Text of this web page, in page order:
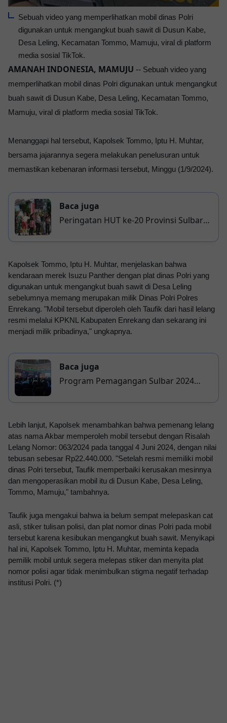
Sebuah video yang memperlihatkan mobil dinas Polri
digunakan untuk mengangkut buah sawit di Dusun Kabe,
Desa Leling, Kecamatan Tommo, Mamuju, viral di platform
media sosial TikTok.
AMANAH INDONESIA, MAMUJU -- Sebuah video yang
memperlihatkan mobil dinas Polri digunakan untuk mengangkut
buah sawit di Dusun Kabe, Desa Leling, Kecamatan Tommo,
Mamuju, viral di platform media sosial TikTok.
Menanggapi hal tersebut, Kapolsek Tommo, Iptu H. Muhtar,
bersama jajarannya segera melakukan penelusuran untuk
memastikan kebenaran informasi tersebut, Minggu (1/9/2024).
Baca juga
Peringatan HUT ke-20 Provinsi Sulbar
Kapolsek Tommo, Iptu H. Muhtar, menjelaskan bahwa
kendaraan merek Isuzu Panther dengan plat dinas Polri yang
digunakan untuk mengangkut buah sawit di Desa Leling
sebelumnya memang merupakan milik Dinas Polri Polres
Enrekang. "Mobil tersebut diperoleh oleh Taufik dari hasil lelang
resmi melalui KPKNL Kabupaten Enrekang dan sekarang ini
menjadi milik pribadinya," ungkapnya.
Baca juga
Program Pemagangan Sulbar 2024
Lebih lanjut, Kapolsek menambahkan bahwa pemenang lelang
atas nama Akbar memperoleh mobil tersebut dengan Risalah
Lelang Nomor: 063/2024 pada tanggal 4 Juni 2024, dengan nilai
tebusan sebesar Rp22.440.000. "Setelah resmi memiliki mobil
dinas Polri tersebut, Taufik memperbaiki kerusakan mesinnya
dan mengoperasikan mobil itu di Dusun Kabe, Desa Leling,
Tommo, Mamuju," tambahnya.
Taufik juga mengakui bahwa ia belum sempat melepaskan cat
asli, stiker tulisan polisi, dan plat nomor dinas Polri pada mobil
tersebut karena kesibukan mengangkut buah sawit. Menyikapi
hal ini, Kapolsek Tommo, Iptu H. Muhtar, meminta kepada
pemilik mobil untuk segera melepas stiker dan menyita plat
nomor polisi agar tidak menimbulkan stigma negatif terhadap
institusi Polri. (*)